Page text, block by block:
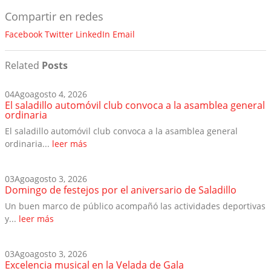
Compartir en redes
Facebook Twitter LinkedIn Email
Related Posts
04Agoagosto 4, 2026
El saladillo automóvil club convoca a la asamblea general
ordinaria
El saladillo automóvil club convoca a la asamblea general
ordinaria... leer más
03Agoagosto 3, 2026
Domingo de festejos por el aniversario de Saladillo
Un buen marco de público acompañó las actividades deportivas
y... leer más
03Agoagosto 3, 2026
Excelencia musical en la Velada de Gala